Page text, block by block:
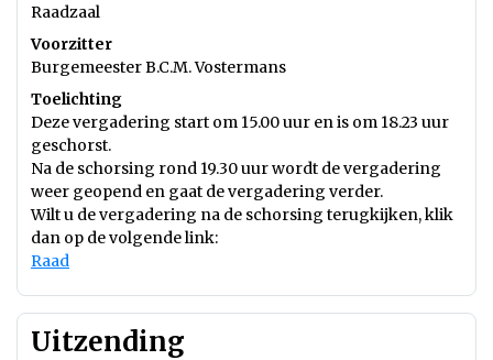
Raadzaal
Voorzitter
Burgemeester B.C.M. Vostermans
Toelichting
Deze vergadering start om 15.00 uur en is om 18.23 uur
geschorst.
Na de schorsing rond 19.30 uur wordt de vergadering
weer geopend en gaat de vergadering verder.
Wilt u de vergadering na de schorsing terugkijken, klik
dan op de volgende link:
Raad
Uitzending